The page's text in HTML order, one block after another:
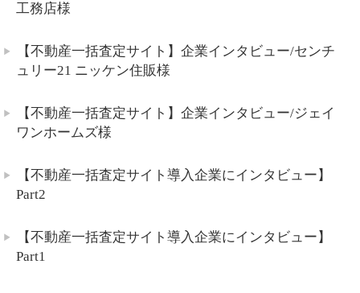
工務店様
【不動産一括査定サイト】企業インタビュー/センチ
ュリー21 ニッケン住販様
【不動産一括査定サイト】企業インタビュー/ジェイ
ワンホームズ様
【不動産一括査定サイト導入企業にインタビュー】
Part2
【不動産一括査定サイト導入企業にインタビュー】
Part1